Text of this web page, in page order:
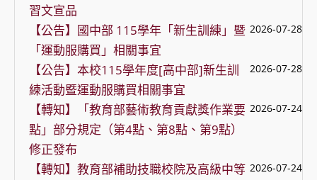
習文宣品
【公告】國中部 115學年「新生訓練」暨
「運動服購買」相關事宜
2026-07-28
【公告】本校115學年度[高中部]新生訓
練活動暨運動服購買相關事宜
2026-07-28
【轉知】「教育部藝術教育貢獻獎作業要
點」部分規定（第4點、第8點、第9點）
修正發布
2026-07-24
【轉知】教育部補助技職校院及高級中等 2026-07-24